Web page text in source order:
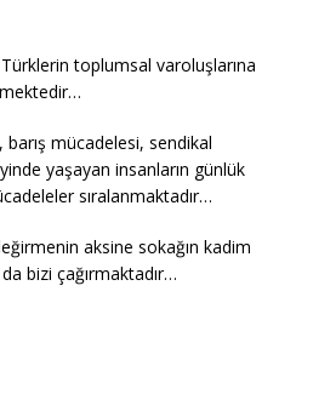
Türklerin toplumsal varoluşlarına
mücadelesi, sendikal
yaşayan insanların günlük
sıralanmaktadır…
aksine sokağın kadim
bizi çağırmaktadır…